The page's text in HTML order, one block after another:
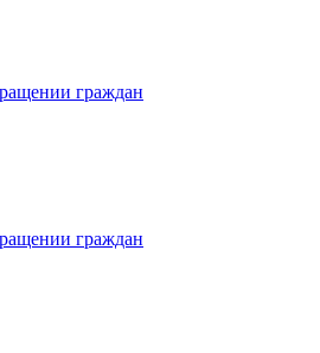
граждан
граждан